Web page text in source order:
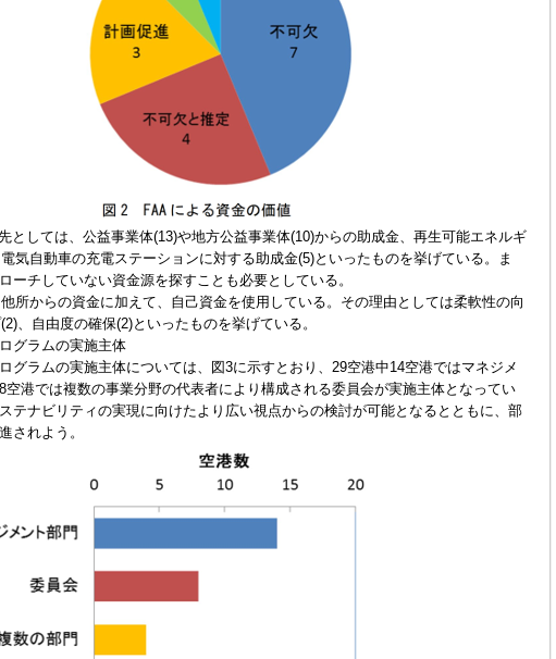
としては、公益事業体(13)や地方公益事業体(10)からの助成金、再生可能エネルギ
気自動車の充電ステーションに対する助成金(5)といったものを挙げている。ま
ーチしていない資金源を探すことも必要としている。
所からの資金に加えて、自己資金を使用している。その理由としては柔軟性の向
、自由度の確保(2)といったものを挙げている。
グラムの実施主体
グラムの実施主体については、図3に示すとおり、29空港中14空港ではマネジメ
空港では複数の事業分野の代表者により構成される委員会が実施主体となってい
テナビリティの実現に向けたより広い視点からの検討が可能となるとともに、部
されよう。